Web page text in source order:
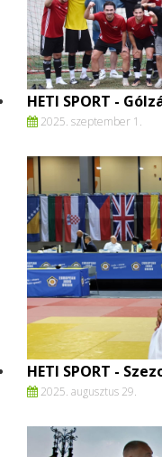
HETI SPORT -
2025. szeptember 1.
HETI SPORT -
2025. augusztus 29.